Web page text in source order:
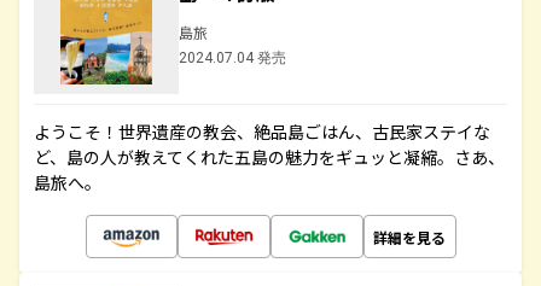
島旅
2024.07.04 発売
ようこそ！世界遺産の教会、絶品島ごはん、古民家ステイな
ど、島の人が教えてくれた五島の魅力をギュッと凝縮。さあ、
島旅へ。
詳細を見る